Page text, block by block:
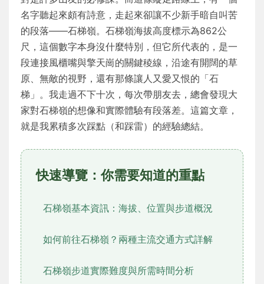
名字聽起來頗有詩意，走起來卻讓不少新手暗自叫苦
的段落——石梯嶺。石梯嶺海拔高度標示為862公
尺，這個數字本身沒什麼特別，但它所代表的，是一
段連接風櫃嘴與擎天崗的關鍵稜線，沿途有開闊的草
原、無敵的視野，還有那條讓人又愛又恨的「石
梯」。我走過不下十次，每次帶朋友去，總會發現大
家對石梯嶺的想像和實際體驗有段落差。這篇文章，
就是我累積多次踩點（和踩雷）的經驗總結。
快速導覽：你需要知道的重點
石梯嶺基本資訊：海拔、位置與步道概況
如何前往石梯嶺？兩種主流交通方式詳解
石梯嶺步道實際難度與所需時間分析